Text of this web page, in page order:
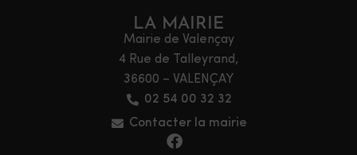
LA MAIRIE
Mairie de Valençay
4 Rue de Talleyrand,
36600 – VALENÇAY
02 54 00 32 32
Contacter la mairie